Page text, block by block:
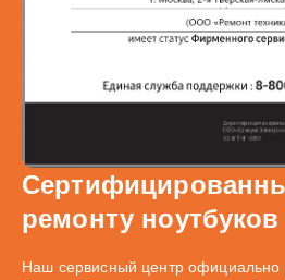
ремонту
Наш сервисный центр официально